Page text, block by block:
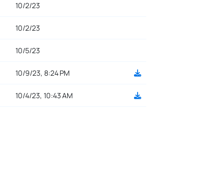
10/2/23
10/2/23
10/5/23
10/9/23, 8:24 PM
10/4/23, 10:43 AM